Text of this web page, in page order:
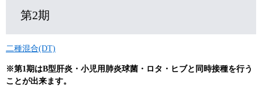
第2期
二種混合(DT)
※第1期はB型肝炎・小児用肺炎球菌・ロタ・ヒブと同時接種を行う
ことが出来ます。